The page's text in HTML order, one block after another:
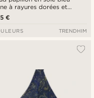
à rayures dorées et
€
TRENDHIM